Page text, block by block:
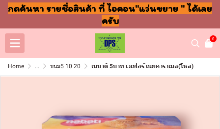
กดค้นหา รายชื่อสินค้า ที่ ไอคอน"แว่นขยาย " ได้เลย
ครับ
0
Home ... ขนม5 10 20 เนบาติ 5บาท เวเฟอร์ เนยคาราเมล(โหล)